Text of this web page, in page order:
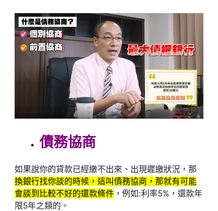
債務協商
如果說你的貸款已經繳不出來、出現遲繳狀況，那
換銀行找你談的時候，這叫債務協商，那就有可能
會談到比較不好的還款條件 ，例如:利率5%，還款年
限5年之類的。